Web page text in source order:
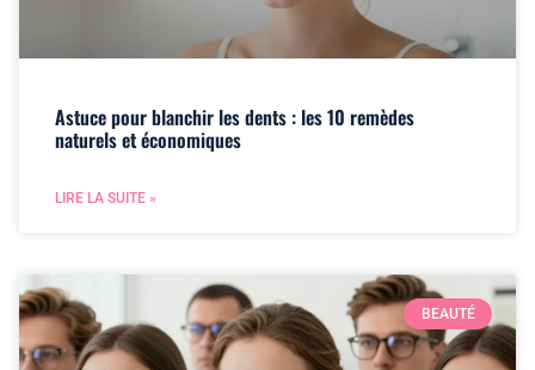
Astuce pour blanchir les dents : les 10 remèdes
naturels et économiques
LIRE LA SUITE »
BEAUTÉ